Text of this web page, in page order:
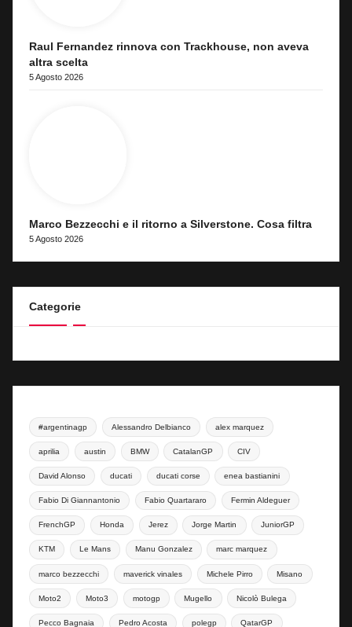
Raul Fernandez rinnova con Trackhouse, non aveva
altra scelta
5 Agosto 2026
Marco Bezzecchi e il ritorno a Silverstone. Cosa filtra
5 Agosto 2026
Categorie
#argentinagp Alessandro Delbianco alex marquez
aprilia austin BMW CatalanGP CIV
David Alonso ducati ducati corse enea bastianini
Fabio Di Giannantonio Fabio Quartararo Fermin Aldeguer
FrenchGP Honda Jerez Jorge Martin JuniorGP
KTM Le Mans Manu Gonzalez marc marquez
marco bezzecchi maverick vinales Michele Pirro Misano
Moto2 Moto3 motogp Mugello Nicolò Bulega
Pecco Bagnaia Pedro Acosta polegp QatarGP